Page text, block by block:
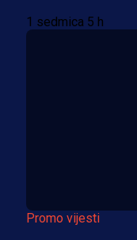
1 sedmica 5 h
Promo vijesti